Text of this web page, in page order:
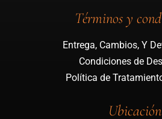
Términos y
Entrega, Cambios, Y
Condiciones de
Política de
Ubicación